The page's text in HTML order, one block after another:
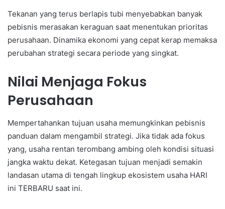
Tekanan yang terus berlapis tubi menyebabkan banyak
pebisnis merasakan keraguan saat menentukan prioritas
perusahaan. Dinamika ekonomi yang cepat kerap memaksa
perubahan strategi secara periode yang singkat.
Nilai Menjaga Fokus
Perusahaan
Mempertahankan tujuan usaha memungkinkan pebisnis
panduan dalam mengambil strategi. Jika tidak ada fokus
yang, usaha rentan terombang ambing oleh kondisi situasi
jangka waktu dekat. Ketegasan tujuan menjadi semakin
landasan utama di tengah lingkup ekosistem usaha HARI
ini TERBARU saat ini.